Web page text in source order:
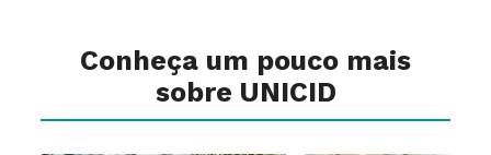
Conheça um pouco mais
sobre UNICID